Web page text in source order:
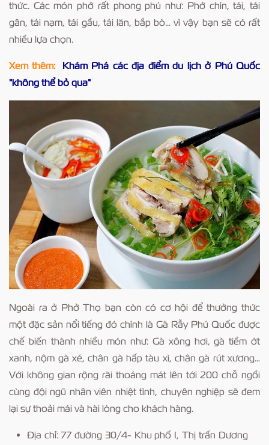
thức. Các món phở rất phong phú như: Phở chín, tái, tái
gân, tái nạm, tái gầu, tái lăn, bắp bò… vì vậy bạn sẽ có rất
nhiều lựa chọn.
Xem thêm:
Khám Phá các địa điểm du lịch ở Phú Quốc
"không thể bỏ qua"
Ngoài ra ở Phở Thọ bạn còn có cơ hội để thưởng thức
một đặc sản nổi tiếng đó chính là Gà Rẫy Phú Quốc được
chế biến thành nhiều món như: Gà xông hơi, gà tiềm ớt
xanh, nộm gà xé, chân gà hấp tàu xì, chân gà rút xương…
Với không gian rộng rãi thoáng mát lên tới 200 chỗ ngồi
cùng đội ngũ nhân viên nhiệt tình, chuyên nghiệp sẽ đem
lại sự thoải mái và hài lòng cho khách hàng.
Địa chỉ: 77 đường 30/4- Khu phố I, Thị trấn Dương